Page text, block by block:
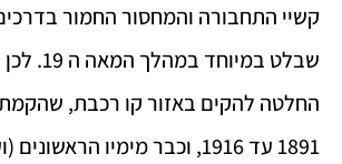
קשיי התחבורה והמחסור החמור
שבלט במיוחד
החלטה להקים באזור קו רכבת,
1891 עד 1916, וכבר מימיו